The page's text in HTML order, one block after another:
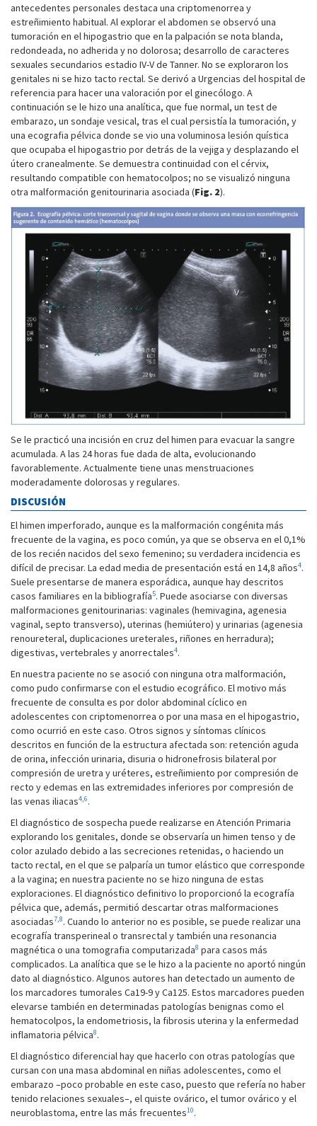
antecedentes personales destaca una criptomenorrea y
estreñimiento habitual. Al explorar el abdomen se observó una
tumoración en el hipogastrio que en la palpación se nota blanda,
redondeada, no adherida y no dolorosa; desarrollo de caracteres
sexuales secundarios estadio IV-V de Tanner. No se exploraron los
genitales ni se hizo tacto rectal. Se derivó a Urgencias del hospital de
referencia para hacer una valoración por el ginecólogo. A
continuación se le hizo una analítica, que fue normal, un test de
embarazo, un sondaje vesical, tras el cual persistía la tumoración, y
una ecografia pélvica donde se vio una voluminosa lesión quística
que ocupaba el hipogastrio por detrás de la vejiga y desplazando el
útero cranealmente. Se demuestra continuidad con el cérvix,
resultando compatible con hematocolpos; no se visualizó ninguna
otra malformación genitourinaria asociada (Fig. 2).
Se le practicó una incisión en cruz del himen para evacuar la sangre
acumulada. A las 24 horas fue dada de alta, evolucionando
favorablemente. Actualmente tiene unas menstruaciones
moderadamente dolorosas y regulares.
DISCUSIÓN
El himen imperforado, aunque es la malformación congénita más
frecuente de la vagina, es poco común, ya que se observa en el 0,1%
de los recién nacidos del sexo femenino; su verdadera incidencia es
difícil de precisar. La edad media de presentación está en 14,8 años4.
Suele presentarse de manera esporádica, aunque hay descritos
casos familiares en la bibliografía5. Puede asociarse con diversas
malformaciones genitourinarias: vaginales (hemivagina, agenesia
vaginal, septo transverso), uterinas (hemiútero) y urinarias (agenesia
renoureteral, duplicaciones ureterales, riñones en herradura);
digestivas, vertebrales y anorrectales4.
En nuestra paciente no se asoció con ninguna otra malformación,
como pudo confirmarse con el estudio ecográfico. El motivo más
frecuente de consulta es por dolor abdominal cíclico en
adolescentes con criptomenorrea o por una masa en el hipogastrio,
como ocurrió en este caso. Otros signos y síntomas clínicos
descritos en función de la estructura afectada son: retención aguda
de orina, infección urinaria, disuria o hidronefrosis bilateral por
compresión de uretra y uréteres, estreñimiento por compresión de
recto y edemas en las extremidades inferiores por compresión de
las venas iliacas4,6.
El diagnóstico de sospecha puede realizarse en Atención Primaria
explorando los genitales, donde se observaría un himen tenso y de
color azulado debido a las secreciones retenidas, o haciendo un
tacto rectal, en el que se palparía un tumor elástico que corresponde
a la vagina; en nuestra paciente no se hizo ninguna de estas
exploraciones. El diagnóstico definitivo lo proporcionó la ecografía
pélvica que, además, permitió descartar otras malformaciones
asociadas7,8. Cuando lo anterior no es posible, se puede realizar una
ecografía transperineal o transrectal y también una resonancia
magnética o una tomografia computarizada8 para casos más
complicados. La analítica que se le hizo a la paciente no aportó ningún
dato al diagnóstico. Algunos autores han detectado un aumento de
los marcadores tumorales Ca19-9 y Ca125. Estos marcadores pueden
elevarse también en determinadas patologías benignas como el
hematocolpos, la endometriosis, la fibrosis uterina y la enfermedad
inflamatoria pélvica8.
El diagnóstico diferencial hay que hacerlo con otras patologías que
cursan con una masa abdominal en niñas adolescentes, como el
embarazo –poco probable en este caso, puesto que refería no haber
tenido relaciones sexuales–, el quiste ovárico, el tumor ovárico y el
neuroblastoma, entre las más frecuentes10.